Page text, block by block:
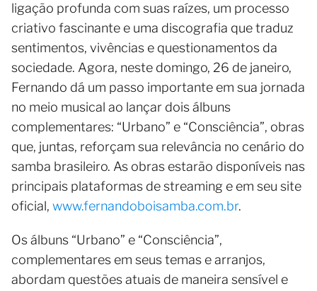
ligação profunda com suas raízes, um processo
criativo fascinante e uma discografia que traduz
sentimentos, vivências e questionamentos da
sociedade. Agora, neste domingo, 26 de janeiro,
Fernando dá um passo importante em sua jornada
no meio musical ao lançar dois álbuns
complementares: “Urbano” e “Consciência”, obras
que, juntas, reforçam sua relevância no cenário do
samba brasileiro. As obras estarão disponíveis nas
principais plataformas de streaming e em seu site
oficial, www.fernandoboisamba.com.br.
Os álbuns “Urbano” e “Consciência”,
complementares em seus temas e arranjos,
abordam questões atuais de maneira sensível e